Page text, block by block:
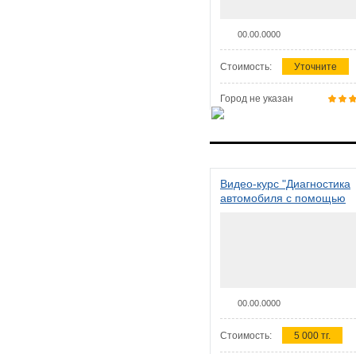
00.00.0000
Стоимость: Уточните
Город не указан
Видео-курс "Диагностика
автомобиля с помощью
00.00.0000
Стоимость: 5 000 тг.